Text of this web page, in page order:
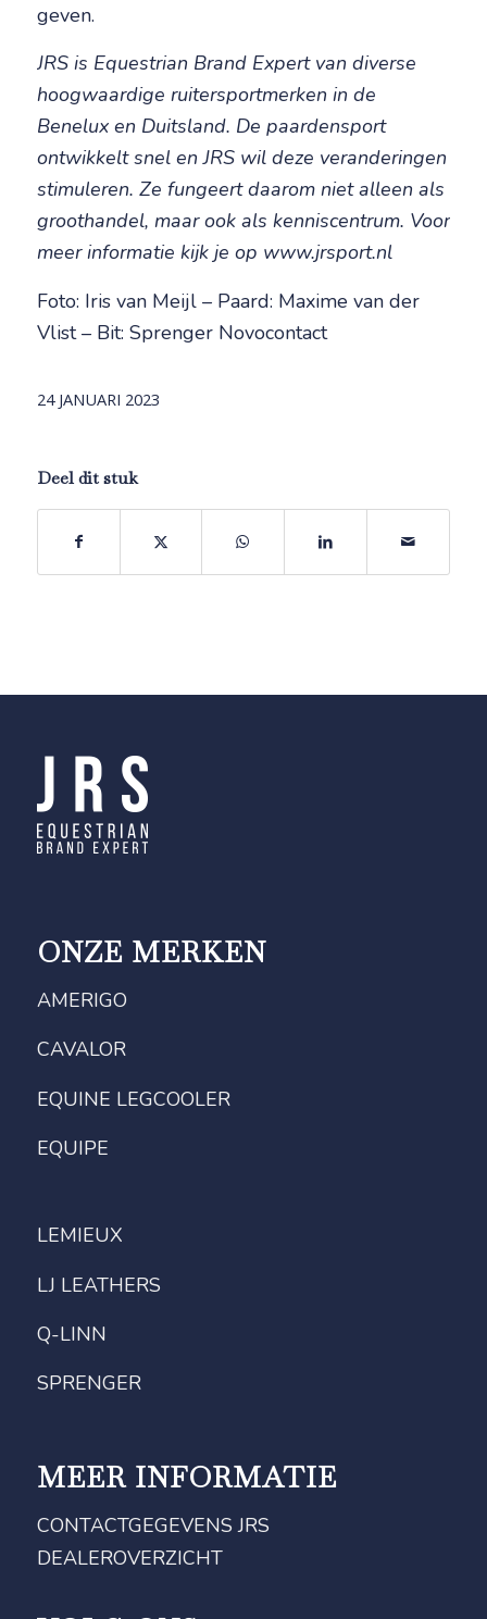
geven.
JRS is Equestrian Brand Expert van diverse
hoogwaardige ruitersportmerken in de
Benelux en Duitsland. De paardensport
ontwikkelt snel en JRS wil deze veranderingen
stimuleren. Ze fungeert daarom niet alleen als
groothandel, maar ook als kenniscentrum. Voor
meer informatie kijk je op www.jrsport.nl
Foto: Iris van Meijl – Paard: Maxime van der
Vlist – Bit: Sprenger Novocontact
24 JANUARI 2023
Deel dit stuk
ONZE MERKEN
AMERIGO
CAVALOR
EQUINE LEGCOOLER
EQUIPE
LEMIEUX
LJ LEATHERS
Q-LINN
SPRENGER
MEER INFORMATIE
CONTACTGEGEVENS JRS
DEALEROVERZICHT